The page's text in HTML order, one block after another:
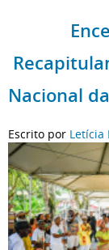
Nacional
Escrito por Letícia